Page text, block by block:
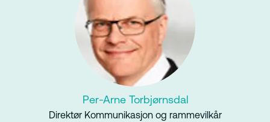
Per-Arne Torbjørnsdal
Direktør Kommunikasjon og rammevilkår